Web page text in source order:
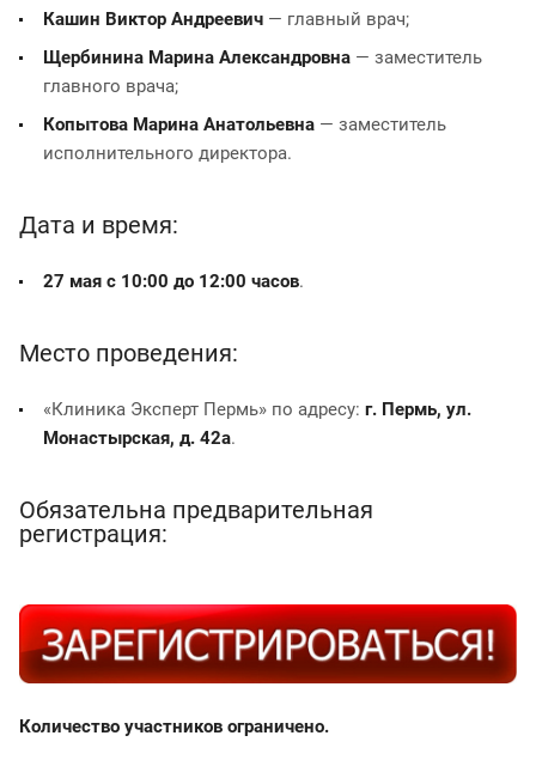
Кашин Виктор Андреевич — главный врач;
Щербинина Марина Александровна — заместитель
главного врача;
Копытова Марина Анатольевна — заместитель
исполнительного директора.
Дата и время:
27 мая с 10:00 до 12:00 часов.
Место проведения:
«Клиника Эксперт Пермь» по адресу: г. Пермь, ул.
Монастырская, д. 42а.
Обязательна предварительная
регистрация:
Количество участников ограничено.